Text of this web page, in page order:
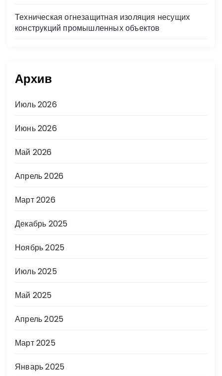
Техническая огнезащитная изоляция несущих
конструкций промышленных объектов
Архив
Июль 2026
Июнь 2026
Май 2026
Апрель 2026
Март 2026
Декабрь 2025
Ноябрь 2025
Июль 2025
Май 2025
Апрель 2025
Март 2025
Январь 2025